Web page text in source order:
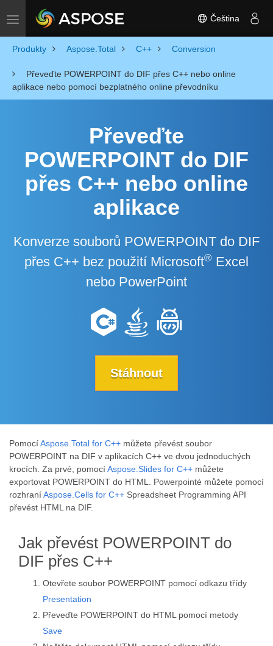
Toggle navigation Čeština
Produkty Aspose.Total C++ Conversion
Převeďte POWERPOINT do DIF přes C++ nebo online
aplikace nebo pomocí bezplatného online převodníku
Převeďte
POWERPOINT do DIF
přes C++ nebo online
aplikace
Konverze souborů POWERPOINT do DIF
přes C++ bez použití Microsoft® Excel
nebo PowerPoint
Stáhnout
PomocíAspose.Total for C++ můžete převést soubor
POWERPOINT na DIF v aplikacích C++ ve dvou jednoduchých
krocích. Za prvé, pomocíAspose.Slides for C++ můžete
exportovat POWERPOINT do HTML. Powerpointé můžete pomocí
rozhraníAspose.Cells for C++ Spreadsheet Programming API
převést HTML na DIF.
Jak převést POWERPOINT do
DIF přes C++
Otevřete soubor POWERPOINT pomocí odkazu třídy
Presentation
Převeďte POWERPOINT do HTML pomocí metody
Save